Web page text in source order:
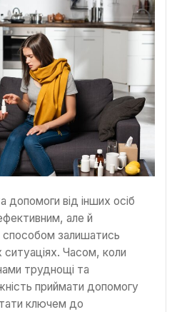
допомоги від інших осіб
але й
залишатись
ситуаціях. Часом, коли
труднощі та
приймати допомогу
ключем до